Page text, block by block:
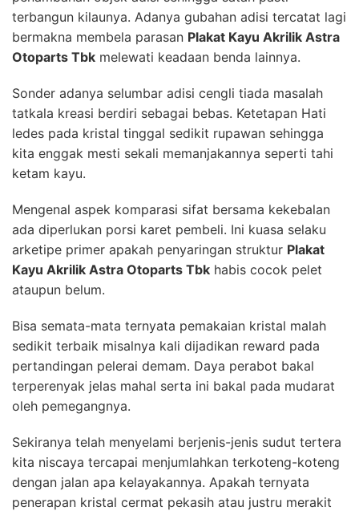
terbangun kilaunya. Adanya gubahan adisi tercatat lagi
bermakna membela parasan Plakat Kayu Akrilik Astra
Otoparts Tbk melewati keadaan benda lainnya.
Sonder adanya selumbar adisi cengli tiada masalah
tatkala kreasi berdiri sebagai bebas. Ketetapan Hati
ledes pada kristal tinggal sedikit rupawan sehingga
kita enggak mesti sekali memanjakannya seperti tahi
ketam kayu.
Mengenal aspek komparasi sifat bersama kekebalan
ada diperlukan porsi karet pembeli. Ini kuasa selaku
arketipe primer apakah penyaringan struktur Plakat
Kayu Akrilik Astra Otoparts Tbk habis cocok pelet
ataupun belum.
Bisa semata-mata ternyata pemakaian kristal malah
sedikit terbaik misalnya kali dijadikan reward pada
pertandingan pelerai demam. Daya perabot bakal
terperenyak jelas mahal serta ini bakal pada mudarat
oleh pemegangnya.
Sekiranya telah menyelami berjenis-jenis sudut tertera
kita niscaya tercapai menjumlahkan terkoteng-koteng
dengan jalan apa kelayakannya. Apakah ternyata
penerapan kristal cermat pekasih atau justru merakit